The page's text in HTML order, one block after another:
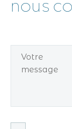
NOUS